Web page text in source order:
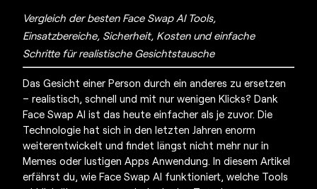
Vergleich der besten Face Swap AI Tools,
Einsatzbereiche, Sicherheit, Kosten und einfache
Schritte für realistische Gesichtstausche
Das Gesicht einer Person durch ein anderes zu ersetzen
– realistisch, schnell und mit nur wenigen Klicks? Dank
Face Swap AI ist das heute einfacher als je zuvor. Die
Technologie hat sich in den letzten Jahren enorm
weiterentwickelt und findet längst nicht mehr nur in
Memes oder lustigen Apps Anwendung. In diesem Artikel
erfährst du, wie Face Swap AI funktioniert, welche Tools